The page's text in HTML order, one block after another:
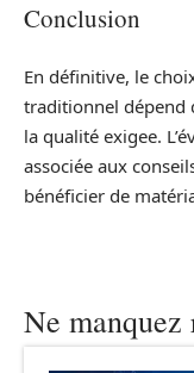
Conclusion
En définitive, le
traditionnel dépend
la qualité exigee.
associée aux
bénéficier de
Ne manquez